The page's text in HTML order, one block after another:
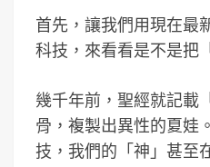
首先，讓我們用現在最
科技，來看看是不是把
幾千年前，聖經就記載
骨，複製出異性的夏娃
技，我們的「神」甚至